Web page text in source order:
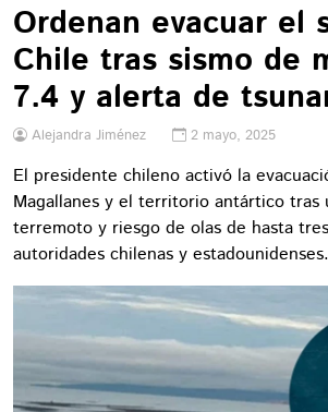
Ordenan evacuar el
Chile tras sismo de
7.4 y alerta de
Alejandra Jiménez 2 mayo, 2025
El presidente chileno activó la
Magallanes y el territorio antártico tras
terremoto y riesgo de olas de hasta
autoridades chilenas y estadounidenses.